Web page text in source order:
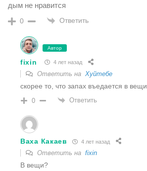
дым не нравится
0 Ответить
Автор
fixin 4 лет назад
Ответить на Хуйтебе
скорее то, что запах въедается в вещи.
0 Ответить
Ваха Какаев 4 лет назад
Ответить на fixin
В вещи?